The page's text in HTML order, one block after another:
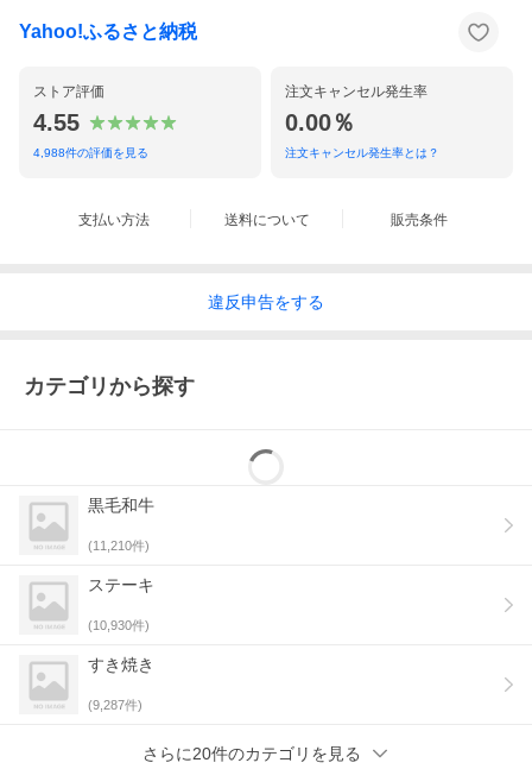
・特定の自治体に対し金銭を寄附することを目的としたサービス
となります。
・こちらは、寄附を行ったことへの謝礼として、その自治体が利
・画像はイメージです。
けとなります。当自治体にお住まいの方についてはお礼品をお受
Yahoo!ふるさと納税
ストア評価
4.55
4,988件の評価を見る
注文キャンセル発生率
0.00％
注文キャンセル発生率とは？
支払い方法 送料について 販売条件
違反申告をする
カテゴリから探す
黒毛和牛
(11,210件)
ステーキ
(10,930件)
すき焼き
(9,287件)
さらに20件のカテゴリを見る